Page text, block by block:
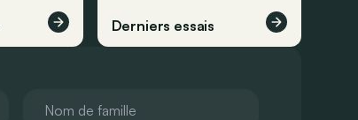
Derniers essais